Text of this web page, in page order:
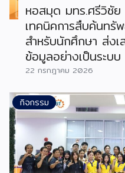
หอสมุด มทร.ศรีวิชัย
เทคนิคการสืบค้นทรั
สำหรับนักศึกษา ส่ง
ข้อมูลอย่างเป็นระบบ
22 กรกฎาคม 2026
กิจกรรม